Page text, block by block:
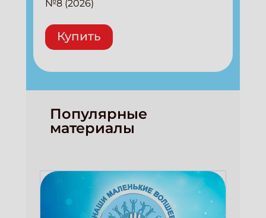
№8 (2026)
Купить
Популярные
материалы